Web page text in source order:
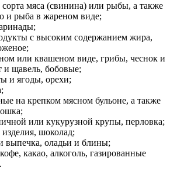
мяса (свинина) или рыбы, а также
и рыба в жареном виде;
с высоким содержанием жира,
или квашеном виде, грибы, чеснок и
и щавель, бобовые;
и ягоды, орехи;
на крепком мясном бульоне, а также
или кукурузной крупы, перловка;
шоколад;
выпечка, оладьи и блины;
какао, алкоголь, газированные